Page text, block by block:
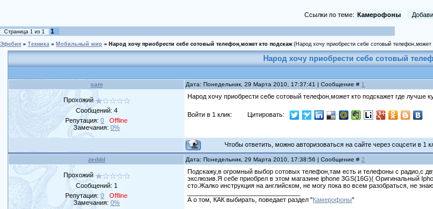
Ссылки по теме: Камерофоны
Страница 1 из 1 1
Эфебия » Техника » Мобильный мир » Народ хочу приобрести себе сотовый телефон,может кто подскаж (Народ хочу приобрести себе сотовый телефон,может
Народ хочу приобрести себе сотовый
sam Дата: Понедельник, 29 Марта 2010, 17:37:41 | Сообщение # 1
Прохожий
Сообщений: 4
Репутация:0
Offline
Замечания: 0%
Народ хочу приобрести себе сотовый телефон,может кто подскажет где лучше
Войти в 1 клик: Цитировать:
Чтобы ответить, можно авторизоваться на сайте через соцсети в 1
zeddd Дата: Понедельник, 29 Марта 2010, 17:38:56 | Сообщение # 2
Прохожий
Сообщений: 1
Репутация:0
Offline
Замечания: 0%
Подскажу,в огромный выбор сотовых телефон,там есть и телефоны с радио,с
экслюзив.Я себе приобрел в этом магазине iphone 3GS(16G)( Оригинальный
сто.Жалко инструкция на английском, не могу пока во всем разобраться, не
А о том, КАК выбирать, поведает раздел "Камерофоны"